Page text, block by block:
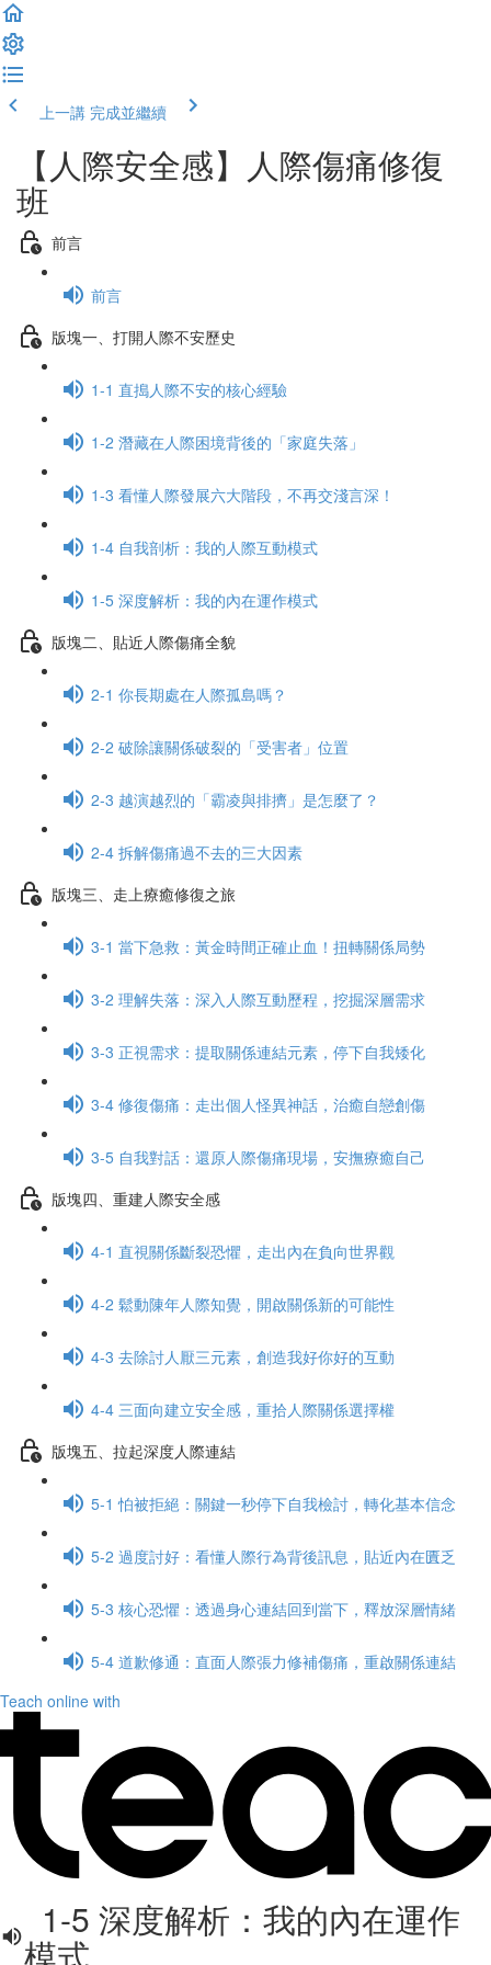
上一講 完成並繼續
【人際安全感】人際傷痛修復
班
前言
前言
版塊一、打開人際不安歷史
1-1 直搗人際不安的核心經驗
1-2 潛藏在人際困境背後的「家庭失落」
1-3 看懂人際發展六大階段，不再交淺言深！
1-4 自我剖析：我的人際互動模式
1-5 深度解析：我的內在運作模式
版塊二、貼近人際傷痛全貌
2-1 你長期處在人際孤島嗎？
2-2 破除讓關係破裂的「受害者」位置
2-3 越演越烈的「霸凌與排擠」是怎麼了？
2-4 拆解傷痛過不去的三大因素
版塊三、走上療癒修復之旅
3-1 當下急救：黃金時間正確止血！扭轉關係局勢
3-2 理解失落：深入人際互動歷程，挖掘深層需求
3-3 正視需求：提取關係連結元素，停下自我矮化
3-4 修復傷痛：走出個人怪異神話，治癒自戀創傷
3-5 自我對話：還原人際傷痛現場，安撫療癒自己
版塊四、重建人際安全感
4-1 直視關係斷裂恐懼，走出內在負向世界觀
4-2 鬆動陳年人際知覺，開啟關係新的可能性
4-3 去除討人厭三元素，創造我好你好的互動
4-4 三面向建立安全感，重拾人際關係選擇權
版塊五、拉起深度人際連結
5-1 怕被拒絕：關鍵一秒停下自我檢討，轉化基本信念
5-2 過度討好：看懂人際行為背後訊息，貼近內在匱乏
5-3 核心恐懼：透過身心連結回到當下，釋放深層情緒
5-4 道歉修通：直面人際張力修補傷痛，重啟關係連結
Teach online with
1-5 深度解析：我的內在運作
模式